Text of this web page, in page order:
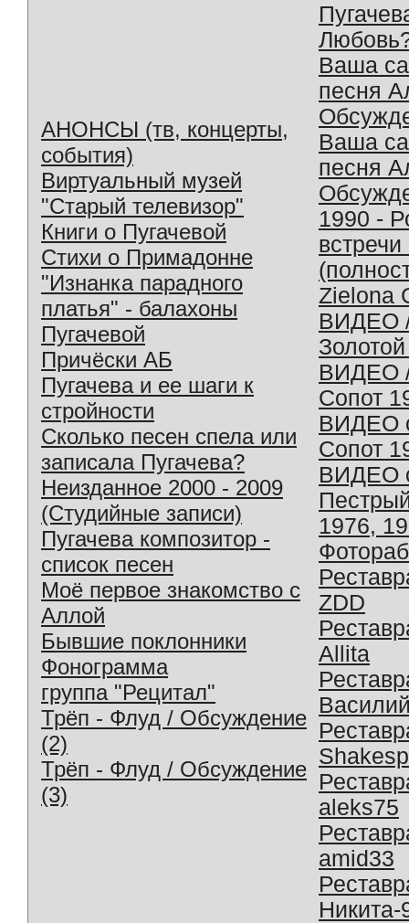
АНОНСЫ (тв, концерты,
события)
Виртуальный музей
"Старый телевизор"
Книги о Пугачевой
Стихи о Примадонне
"Изнанка парадного
платья" - балахоны
Пугачевой
Причёски АБ
Пугачева и ее шаги к
стройности
Сколько песен спела или
записала Пугачева?
Неизданное 2000 - 2009
(Студийные записи)
Пугачева композитор -
список песен
Моё первое знакомство с
Аллой
Бывшие поклонники
Фонограмма
группа "Рецитал"
Трёп - Флуд / Обсуждение
(2)
Трёп - Флуд / Обсуждение
(3)
Ваша
песня
Ваша
песня
1990 -
Zielona
ВИДЕО
ВИДЕО
Сопот
ВИДЕО
Сопот
ВИДЕО
1976,
ZDD
Allita
aleks75
amid33
Никита-